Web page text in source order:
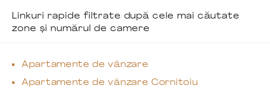
Linkuri rapide filtrate după cele mai căutate
zone și numărul de camere
Apartamente de vânzare
Apartamente de vânzare Cornitoiu